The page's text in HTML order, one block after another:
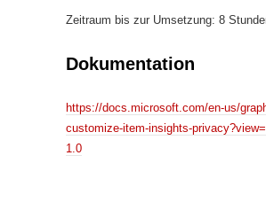
Zeitraum bis zur Umsetzung: 8
Dokumentation
https://docs.microsoft.com/en-us/
customize-item-insights-
1.0